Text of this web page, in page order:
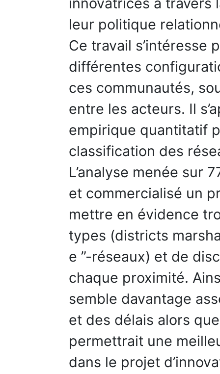
leur politique
Ce travail s’intéresse
différentes
ces communautés,
entre les acteurs. Il
empirique quantitatif
classification des
L’analyse menée sur
et commercialisé un
mettre en évidence
types (districts
e ”-réseaux) et de
chaque proximité.
semble davantage
et des délais alors
permettrait une
dans le projet